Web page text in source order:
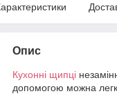
Опис
Кухонні щипці
допомогою можна